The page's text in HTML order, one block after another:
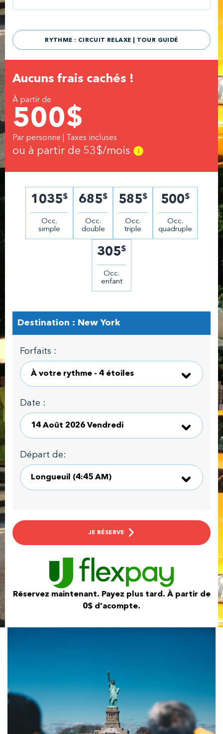
RYTHME : CIRCUIT RELAXE | TOUR GUIDÉ
Aucuns frais cachés !
À partir de
500$
Par personne | Taxes incluses
ou à partir de 53$/mois
1035$
Occ.
simple
685$
Occ.
double
585$
Occ.
triple
500$
Occ.
quadruple
305$
Occ.
enfant
Destination : New York
Forfaits :
Date :
Départ de:
JE RÉSERVE
Réservez maintenant. Payez plus tard. À partir de
0$ d'acompte.